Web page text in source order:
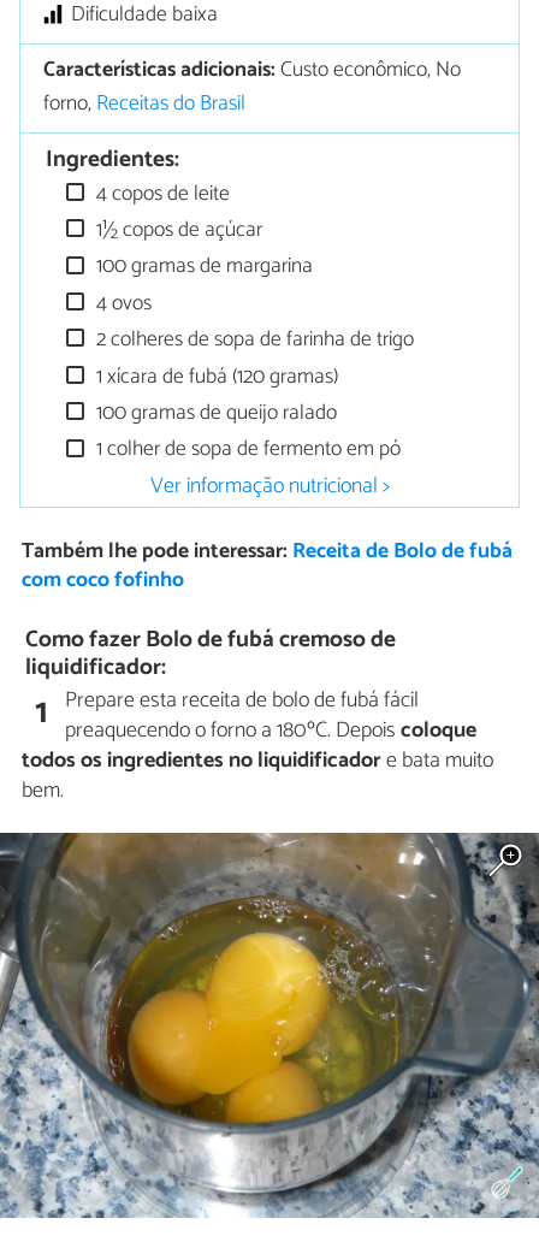
Dificuldade baixa
Características adicionais:Custo econômico, No
forno,Receitas do Brasil
Ingredientes:
4 copos de leite
1½ copos de açúcar
100 gramas de margarina
4 ovos
2 colheres de sopa de farinha de trigo
1 xícara de fubá (120 gramas)
100 gramas de queijo ralado
1 colher de sopa de fermento em pó
Ver informação nutricional >
Também lhe pode interessar: Receita de Bolo de fubá
com coco fofinho
Como fazer Bolo de fubá cremoso de
liquidificador:
1 Prepare esta receita de bolo de fubá fácil
preaquecendo o forno a 180ºC. Depoiscoloque
todos os ingredientes no liquidificadore bata muito
bem.